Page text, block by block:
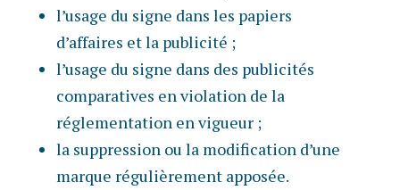
l’usage du signe dans les papiers
d’affaires et la publicité ;
l’usage du signe dans des publicités
comparatives en violation de la
réglementation en vigueur ;
la suppression ou la modification d’une
marque régulièrement apposée.